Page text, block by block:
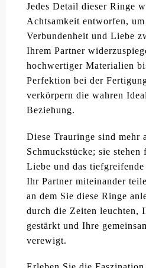
Jedes Detail dieser Ringe
Achtsamkeit entworfen,
Verbundenheit und Liebe
Ihrem Partner
hochwertiger Materialien
Perfektion bei der
verkörpern die wahren
Beziehung.
Diese Trauringe sind mehr
Schmuckstücke; sie
Liebe und das
Ihr Partner miteinander
an dem Sie diese Ringe
durch die Zeiten leuchten,
gestärkt und Ihre
verewigt.